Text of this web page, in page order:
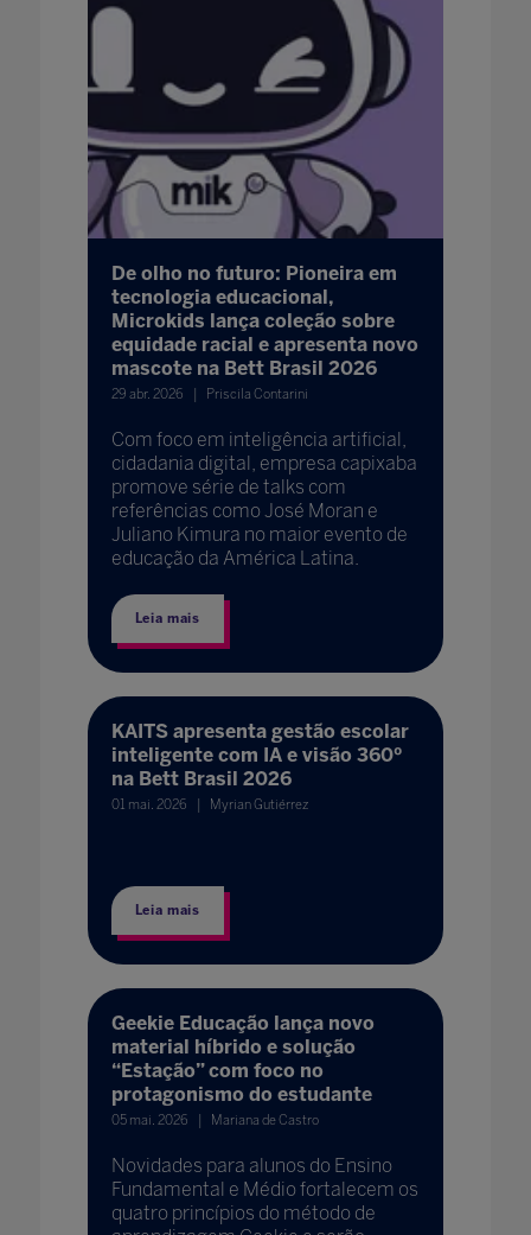
De olho no futuro: Pioneira em
tecnologia educacional,
Microkids lança coleção sobre
equidade racial e apresenta novo
mascote na Bett Brasil 2026
29 abr. 2026 Priscila Contarini
Com foco em inteligência artificial,
cidadania digital, empresa capixaba
promove série de talks com
referências como José Moran e
Juliano Kimura no maior evento de
educação da América Latina.
Leia mais
KAITS apresenta gestão escolar
inteligente com IA e visão 360º
na Bett Brasil 2026
01 mai. 2026 Myrian Gutiérrez
Leia mais
Geekie Educação lança novo
material híbrido e solução
“Estação” com foco no
protagonismo do estudante
05 mai. 2026 Mariana de Castro
Novidades para alunos do Ensino
Fundamental e Médio fortalecem os
quatro princípios do método de